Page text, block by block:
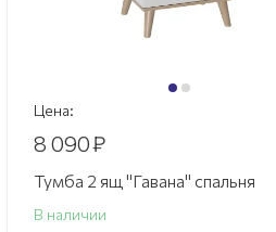
Цена:
8 090₽
Тумба 2 ящ "Гавана" спальня
В наличии